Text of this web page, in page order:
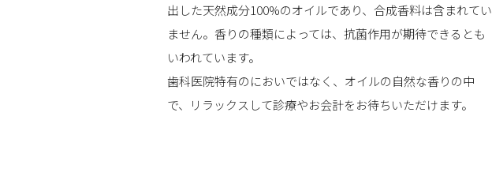
出した天然成分100%のオイルであり、合成香料は含まれてい
ません。香りの種類によっては、抗菌作用が期待できるとも
いわれています。
歯科医院特有のにおいではなく、オイルの自然な香りの中
で、リラックスして診療やお会計をお待ちいただけます。